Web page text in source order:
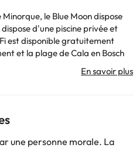
le Blue Moon dispose
d'une piscine privée et
est disponible gratuitement
et la plage de Cala en Bosch
équipée avec un lave-
plus d'intimité, l'hébergement
km du mont Toro. L'aéroport de
une personne morale. La